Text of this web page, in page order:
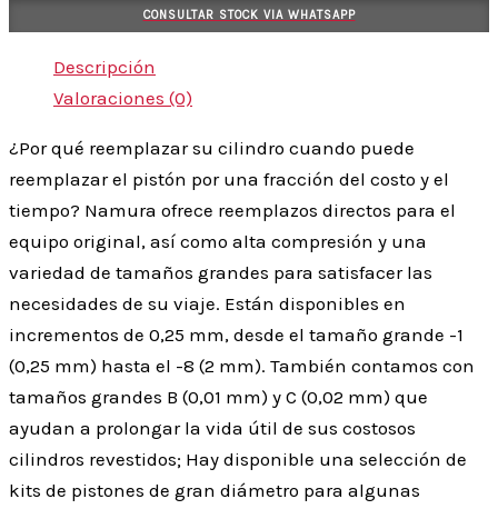
CONSULTAR STOCK VIA WHATSAPP
Descripción
Valoraciones (0)
¿Por qué reemplazar su cilindro cuando puede
reemplazar el pistón por una fracción del costo y el
tiempo? Namura ofrece reemplazos directos para el
equipo original, así como alta compresión y una
variedad de tamaños grandes para satisfacer las
necesidades de su viaje. Están disponibles en
incrementos de 0,25 mm, desde el tamaño grande -1
(0,25 mm) hasta el -8 (2 mm). También contamos con
tamaños grandes B (0,01 mm) y C (0,02 mm) que
ayudan a prolongar la vida útil de sus costosos
cilindros revestidos; Hay disponible una selección de
kits de pistones de gran diámetro para algunas